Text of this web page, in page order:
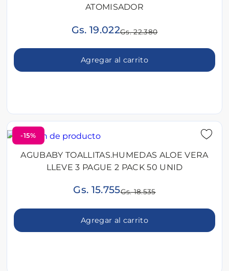
ATOMISADOR
Gs. 19.022Gs. 22.380
Agregar al carrito
-15%
AGUBABY TOALLITAS.HUMEDAS ALOE VERA
LLEVE 3 PAGUE 2 PACK 50 UNID
Gs. 15.755Gs. 18.535
Agregar al carrito